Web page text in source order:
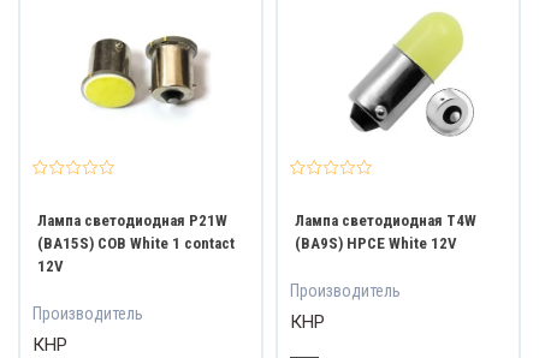
Лампа светодиодная P21W
(BA15S) COB White 1 contact
12V
Производитель
КНР
Лампа светодиодная T4W
(BA9S) HPCE White 12V
Производитель
КНР